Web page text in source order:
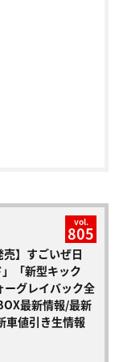
vol.
805
売】すごいぜ日
「新型キック
ーグレイバック全
最新情報/最新
車値引き生情報